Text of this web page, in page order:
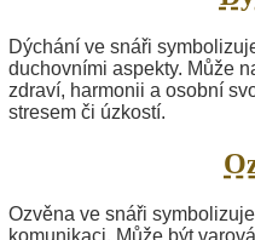
Dýchání ve snáři
duchovními aspekty. Může
zdraví, harmonii a osobní
stresem či úzkostí.
Ozvěna ve snáři